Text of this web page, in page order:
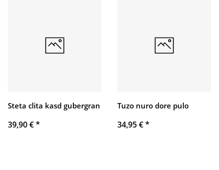
Steta clita kasd gubergran
39,90 €*
Tuzo nuro dore pulo
34,95 €*